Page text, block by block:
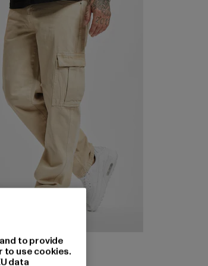
DNGRS
to provide
use cookies.
data